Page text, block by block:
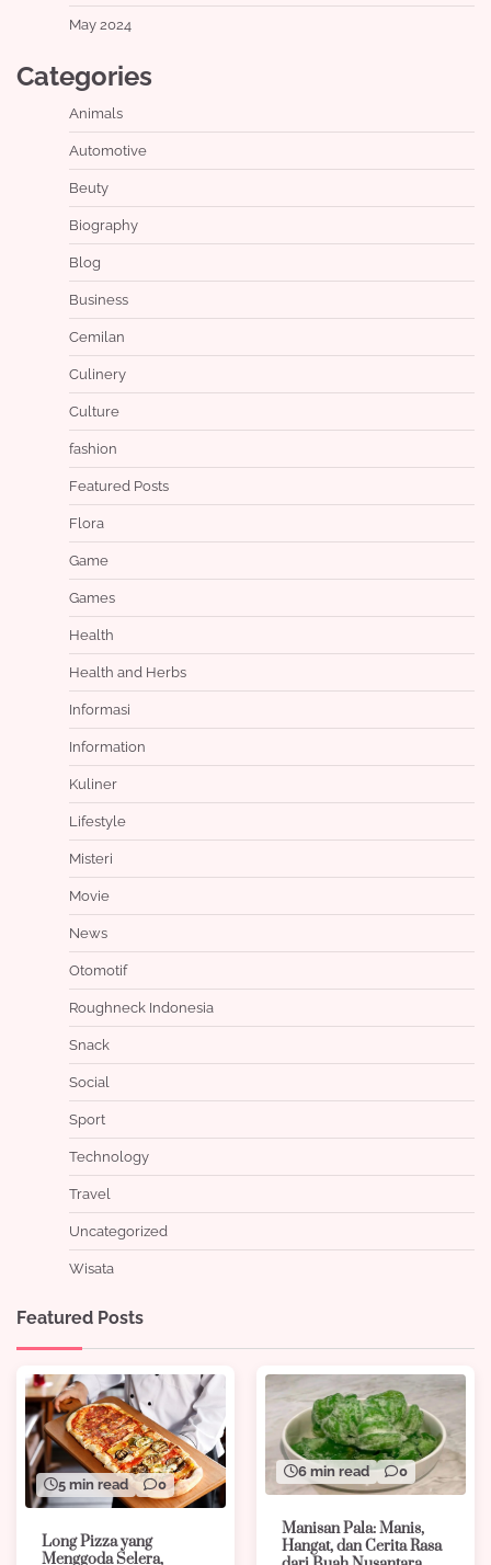
May 2024
Categories
Animals
Automotive
Beuty
Biography
Blog
Business
Cemilan
Culinery
Culture
fashion
Featured Posts
Flora
Game
Games
Health
Health and Herbs
Informasi
Information
Kuliner
Lifestyle
Misteri
Movie
News
Otomotif
Roughneck Indonesia
Snack
Social
Sport
Technology
Travel
Uncategorized
Wisata
Featured Posts
5 min read 0
Long Pizza yang
Menggoda Selera,
6 min read 0
Manisan Pala: Manis,
Hangat, dan Cerita Rasa